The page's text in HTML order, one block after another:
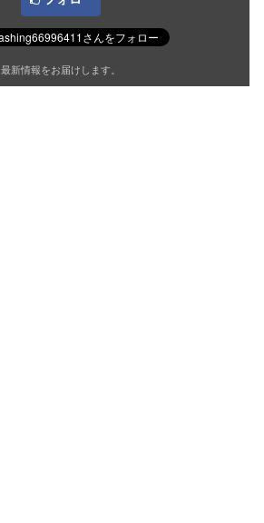
最新情報をお届けします。